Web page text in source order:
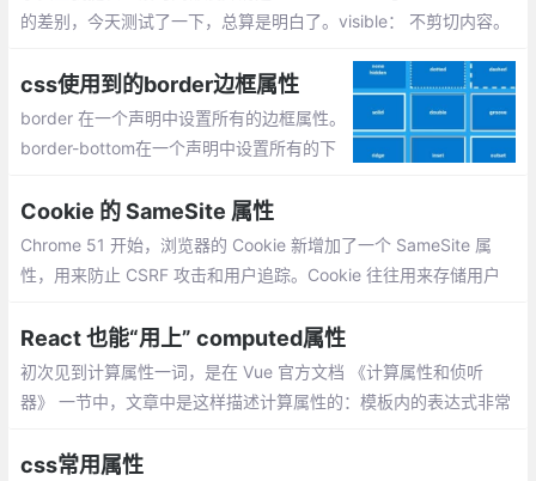
的差别，今天测试了一下，总算是明白了。visible： 不剪切内容。
ll： 将超出对象尺寸的内容进行裁剪，并以滚动条的方式显示超出
的内容。
css使用到的border边框属性
border 在一个声明中设置所有的边框属性。
border-bottom在一个声明中设置所有的下
框的颜色。border-bottom-style设置下边框
的样式。
Cookie 的 SameSite 属性
Chrome 51 开始，浏览器的 Cookie 新增加了一个 SameSite 属
性，用来防止 CSRF 攻击和用户追踪。Cookie 往往用来存储用户
求，这就是 CSRF 攻击。
React 也能“用上” computed属性
初次见到计算属性一词，是在 Vue 官方文档 《计算属性和侦听
器》 一节中，文章中是这样描述计算属性的：模板内的表达式非常
的逻辑会让模板过重且难以维护。
css常用属性